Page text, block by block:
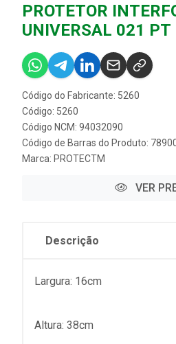
PROTETOR
UNIVERSAL 021 PT
Código do Fabricante: 5260
Código: 5260
Código NCM: 94032090
Código de Barras do Produto:
Marca: PROTECTM
VER
Descrição
Largura: 16cm
Altura: 38cm